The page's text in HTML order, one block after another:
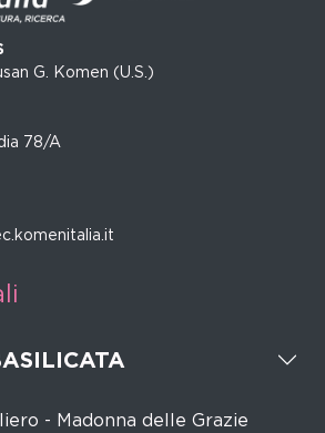
G. Komen (U.S.)
78/A
- Madonna delle Grazie